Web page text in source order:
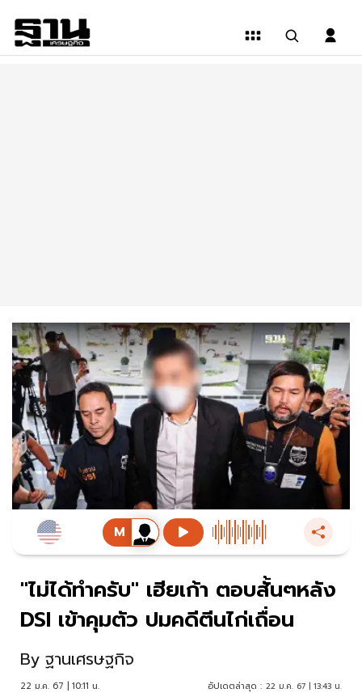
"ไม่ได้ทำครับ" เฮียเก้า ตอบสั้นๆหลัง
DSI เข้าคุมตัว ปมคดีตีนไก่เถื่อน
By ฐานเศรษฐกิจ
22 ม.ค. 67 | 10:11 น. อัปเดตล่าสุด : 22 ม.ค. 67 | 13:43 น.